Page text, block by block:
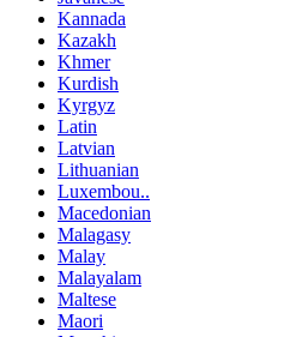
Kannada
Kazakh
Khmer
Kurdish
Kyrgyz
Latin
Latvian
Lithuanian
Luxembou..
Macedonian
Malagasy
Malay
Malayalam
Maltese
Maori